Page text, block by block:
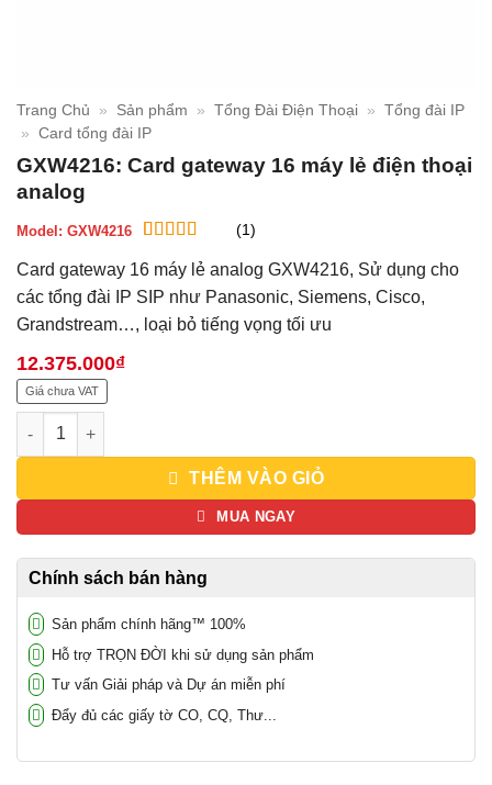
Trang Chủ » Sản phẩm » Tổng Đài Điện Thoại »
Tổng đài IP
»
Card tổng đài IP
GXW4216: Card gateway 16 máy lẻ điện thoại
analog
Model: GXW4216
trênđánh
giá
(1)
Card gateway 16 máy lẻ analog GXW4216, Sử dụng cho
các tổng đài IP SIP như Panasonic, Siemens, Cisco,
Grandstream…, loại bỏ tiếng vọng tối ưu
12.375.000₫
Giá chưa VAT
GXW4216: Card gateway 16 máy lẻ điện thoại analog số lượng
THÊM VÀO GIỎ
MUA NGAY
Chính sách bán hàng
Sản phẩm chính hãng™ 100%
Hỗ trợ TRỌN ĐỜI khi sử dụng sản phẩm
Tư vấn Giải pháp và Dự án miễn phí
Đẩy đủ các giấy tờ CO, CQ, Thư...